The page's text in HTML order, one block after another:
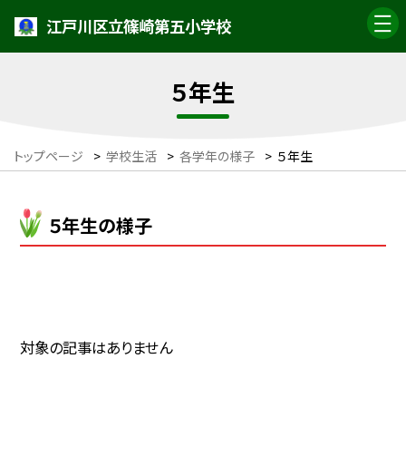
江戸川区立篠崎第五小学校
５年生
トップページ > 学校生活 > 各学年の様子 > ５年生
５年生の様子
対象の記事はありません